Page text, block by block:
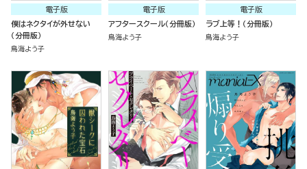
電子版
僕はネクタイが外せない
（分冊版）
鳥海よう子
電子版
アフタースクール（分冊版）
鳥海よう子
電子版
ラブ上等！（分冊版）
鳥海よう子